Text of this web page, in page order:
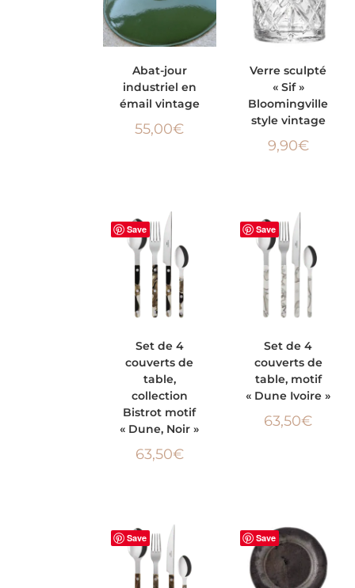
PANIER
Abat-jour
industriel en
émail vintage
55,00€
PANIER
Verre sculpté
« Sif »
Bloomingville
style vintage
9,90€
Save
PANIER
Set de 4
couverts de
table,
collection
Bistrot motif
« Dune, Noir »
63,50€
Save
PANIER
Set de 4
couverts de
table, motif
« Dune Ivoire »
63,50€
Save Save